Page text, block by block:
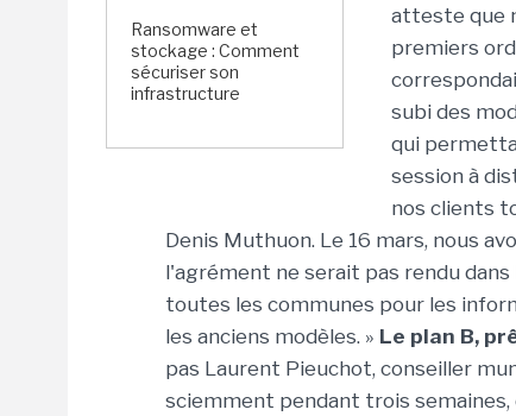
Ransomware et
stockage : Comment
sécuriser son
infrastructure
atteste que
premiers
subi des
qui
session à
nos clients
Denis Muthuon. Le 16 mars, nous
l'agrément ne serait pas rendu
toutes les communes pour les
les anciens modèles. » Le plan B,
pas Laurent Pieuchot, conseiller
sciemment pendant trois semaines,